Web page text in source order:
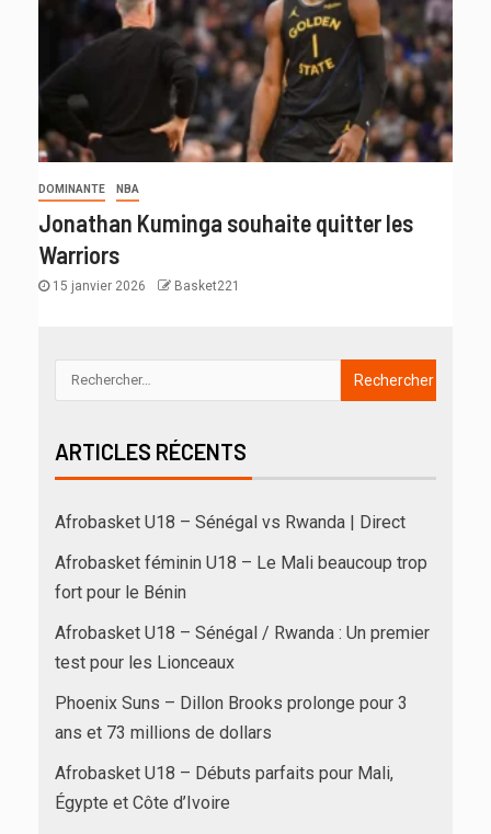
DOMINANTE NBA
Jonathan Kuminga souhaite quitter les
Warriors
15 janvier 2026 Basket221
ARTICLES RÉCENTS
Afrobasket U18 – Sénégal vs Rwanda | Direct
Afrobasket féminin U18 – Le Mali beaucoup trop
fort pour le Bénin
Afrobasket U18 – Sénégal / Rwanda : Un premier
test pour les Lionceaux
Phoenix Suns – Dillon Brooks prolonge pour 3
ans et 73 millions de dollars
Afrobasket U18 – Débuts parfaits pour Mali,
Égypte et Côte d’Ivoire